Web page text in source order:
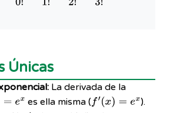
Únicas
La derivada de la
ex es ella misma ( f′(x)=ex
).